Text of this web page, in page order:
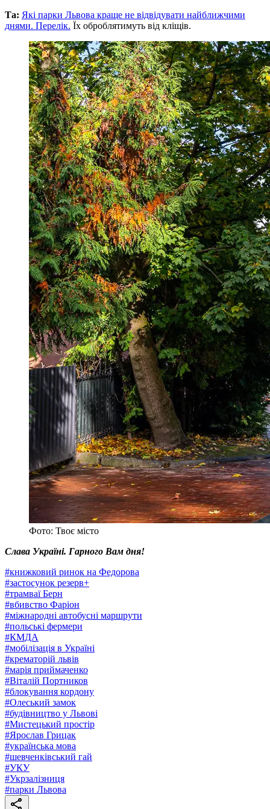
Та: Які парки Львова краще не відвідувати найближчими
днями. Перелік. Їх оброблятимуть від кліщів.
Фото: Твоє місто
Слава Україні. Гарного Вам дня!
#книжковий ринок на Федорова
#застосунок резерв+
#трамваї Берн
#вбивство Фаріон
#міжнародні автобусні маршрути
#польські фермери
#КМДА
#мобілізація в Україні
#крематорій львів
#марія приймаченко
#Віталій Портников
#блокування кордону
#Олеський замок
#будівництво у Львові
#Мистецький простір
#Ярослав Грицак
#українська мова
#шевченківський гай
#УКУ
#Укрзалізниця
#парки Львова